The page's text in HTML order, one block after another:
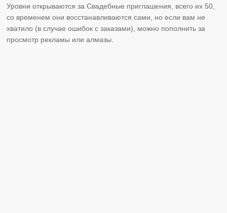
Уровни открываются за Свадебные приглашения, всего их 50,
со временем они восстанавливаются сами, но если вам не
хватило (в случае ошибок с заказами), можно пополнить за
просмотр рекламы или алмазы.